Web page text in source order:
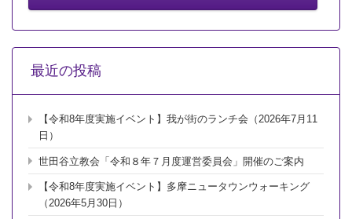
催
は
最近の投稿
【令和8年度実施イベント】我が街のランチ会（2026年7月11
日）
世田谷立教会「令和８年７月度運営委員会」開催のご案内
【令和8年度実施イベント】多摩ニュータウンウォーキング
（2026年5月30日）